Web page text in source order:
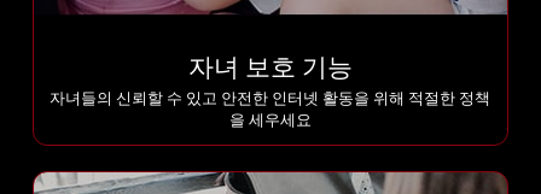
자녀 보호 기능
자녀들의 신뢰할 수 있고 안전한 인터넷 활동을 위해 적절한 정책
을 세우세요